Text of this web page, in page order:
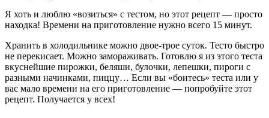
Я хоть и люблю «возиться» с тестом, но этот рецепт — просто
находка! Времени на приготовление нужно всего 15 минут.
Хранить в холодильнике можно двое-трое суток. Тесто быстро
не перекисает. Можно замораживать. Готовлю я из этого теста
вкуснейшие пирожки, беляши, булочки, лепешки, пироги с
разными начинками, пиццу… Если вы «боитесь» теста или у
вас мало времени на его приготовление — попробуйте этот
рецепт. Получается у всех!